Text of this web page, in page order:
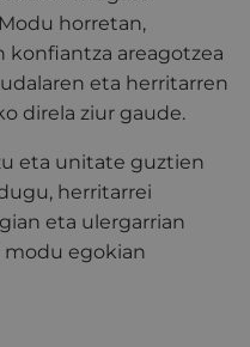
horretan,
areagotzea
eta herritarren
direla ziur gaude.
eta unitate guztien
herritarrei
eta ulergarrian
modu egokian